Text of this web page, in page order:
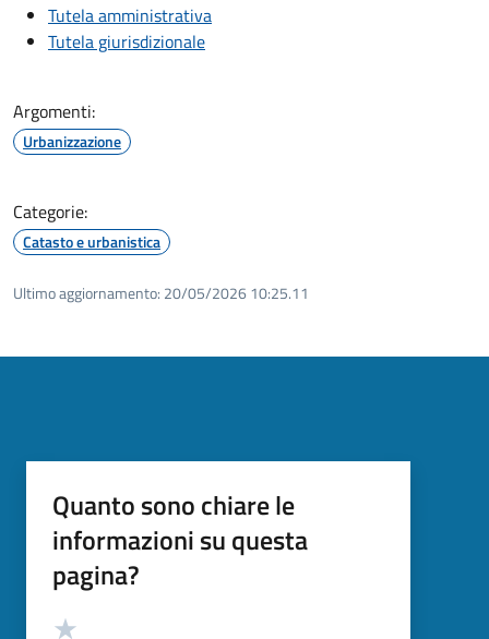
Tutela amministrativa
Tutela giurisdizionale
Argomenti:
Urbanizzazione
Categorie:
Catasto e urbanistica
Ultimo aggiornamento: 20/05/2026 10:25.11
Quanto sono chiare le
informazioni su questa
pagina?
Valutazione